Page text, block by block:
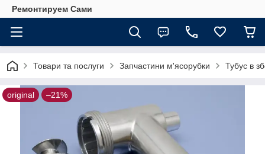
Ремонтируем Сами
Товари та послуги Запчастини м'ясорубки Тубус в
original –21%